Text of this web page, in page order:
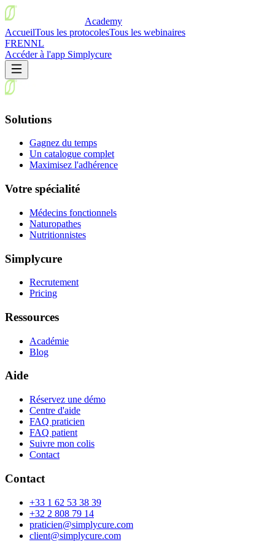
Academy
AccueilTous les protocolesTous les webinaires
FRENNL
Accéder à l'app Simplycure
Solutions
Gagnez du temps
Un catalogue complet
Maximisez l'adhérence
Votre spécialité
Médecins fonctionnels
Naturopathes
Nutritionnistes
Simplycure
Recrutement
Pricing
Ressources
Académie
Blog
Aide
Réservez une démo
Centre d'aide
FAQ praticien
FAQ patient
Suivre mon colis
Contact
Contact
+33 1 62 53 38 39
+32 2 808 79 14
praticien@simplycure.com
client@simplycure.com